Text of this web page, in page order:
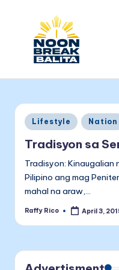
o
n
B
r
e
a
k
B
tuwing
tanghali.
Posted
in
Lifestyle Nation
Tradisyon sa
Tradisyon:
Pilipino ang mag
mahal na araw,…
Posted
Raffy Rico April 3,